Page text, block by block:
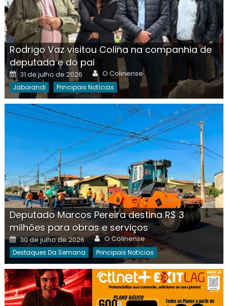
Rodrigo Vaz visitou Colina na companhia de
deputada e do pai
Posted
on
31 de julho de 2026 Author
O Colinense
Jaborandi Principais Notícias
Deputado Marcos Pereira destina R$ 3
milhões para obras e serviços
Posted
on
30 de julho de 2026 Author
O Colinense
Destaques Da Semana Principais Notícias